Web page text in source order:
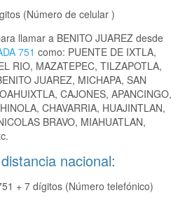
(Número de celular )
llamar a BENITO JUAREZ desde
751 como: PUENTE DE IXTLA,
RIO, MAZATEPEC, TILZAPOTLA,
JUAREZ, MICHAPA, SAN
CAJONES, APANCINGO,
CHAVARRIA, HUAJINTLAN,
BRAVO, MIAHUATLAN,
nacional:
+ 7 dígitos (Número telefónico)